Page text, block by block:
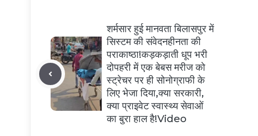
शर्मसार हुई मानवता बिलासपुर में
सिस्टम की संवेदनहीनता की
पराकाष्ठा!कड़कड़ाती धूप भरी
दोपहरी में एक बेबस मरीज को
स्ट्रेचर पर ही सोनोग्राफी के
लिए भेजा दिया,क्या सरकारी,
क्या प्राइवेट स्वास्थ्य सेवाओं
का बुरा हाल है!Video